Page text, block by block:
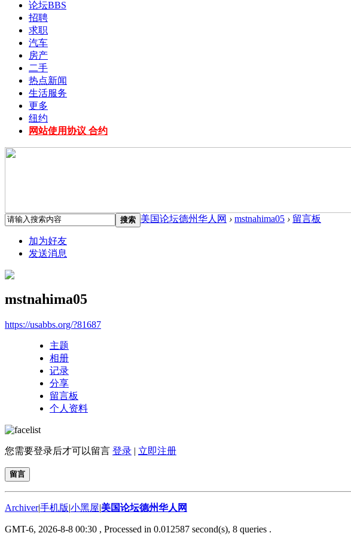
论坛BBS
招聘
求职
汽车
房产
二手
热点新闻
生活服务
更多
纽约
网站使用协议 合约
搜索 美国论坛德州华人网 › mstnahima05 › 留言板
加为好友
发送消息
mstnahima05
https://usabbs.org/?81687
主题
相册
记录
分享
留言板
个人资料
您需要登录后才可以留言 登录 | 立即注册
留言
Archiver|手机版|小黑屋|美国论坛德州华人网
GMT-6, 2026-8-8 00:30 , Processed in 0.012587 second(s), 8 queries .